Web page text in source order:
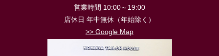
営業時間 10:00～19:00
店休日 年中無休（年始除く）
>> Google Map